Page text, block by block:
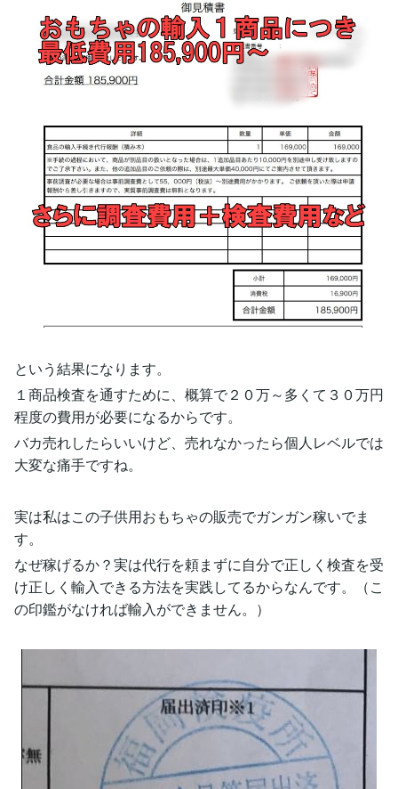
という結果になります。
１商品検査を通すために、概算で２０万～多くて３０万円
程度の費用が必要になるからです。
バカ売れしたらいいけど、売れなかったら個人レベルでは
大変な痛手ですね。
実は私はこの子供用おもちゃの販売でガンガン稼いでま
す。
なぜ稼げるか？実は代行を頼まずに自分で正しく検査を受
け正しく輸入できる方法を実践してるからなんです。（こ
の印鑑がなければ輸入ができません。）